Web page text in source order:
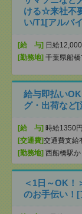
ける☆来社不
い/T1[アルバ
[給 与] 日給
[勤務地] 千葉県船橋
給与即払い
グ・出荷など[
[給 与] 時給1350円
[交通費]交通費支給
[勤務地] 西船橋駅
＜1日～OK！
のお手伝い！[